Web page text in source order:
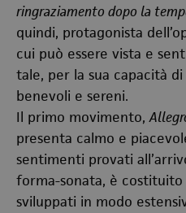
ringraziamento dopo la
quindi, protagonista
cui può essere vista e
tale, per la sua capacità
benevoli e sereni.
Il primo movimento,
presenta calmo e
sentimenti provati
forma-sonata, è
sviluppati in modo